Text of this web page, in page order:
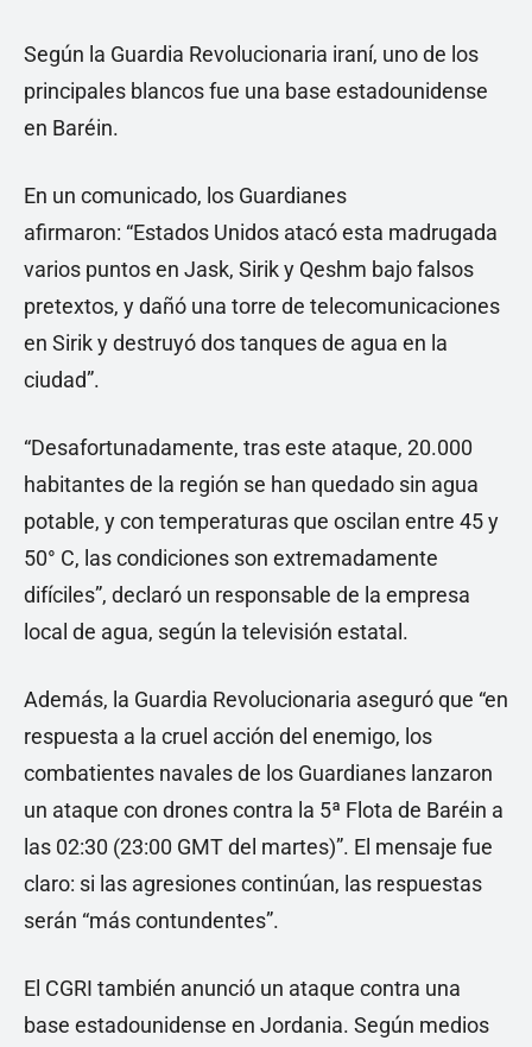
Según la Guardia Revolucionaria iraní, uno de los
principales blancos fue una base estadounidense
en Baréin.
En un comunicado, los Guardianes
afirmaron: “Estados Unidos atacó esta madrugada
varios puntos en Jask, Sirik y Qeshm bajo falsos
pretextos, y dañó una torre de telecomunicaciones
en Sirik y destruyó dos tanques de agua en la
ciudad”.
“Desafortunadamente, tras este ataque, 20.000
habitantes de la región se han quedado sin agua
potable, y con temperaturas que oscilan entre 45 y
50° C, las condiciones son extremadamente
difíciles”, declaró un responsable de la empresa
local de agua, según la televisión estatal.
Además, la Guardia Revolucionaria aseguró que “en
respuesta a la cruel acción del enemigo, los
combatientes navales de los Guardianes lanzaron
un ataque con drones contra la 5ª Flota de Baréin a
las 02:30 (23:00 GMT del martes)”. El mensaje fue
claro: si las agresiones continúan, las respuestas
serán “más contundentes”.
El CGRI también anunció un ataque contra una
base estadounidense en Jordania. Según medios